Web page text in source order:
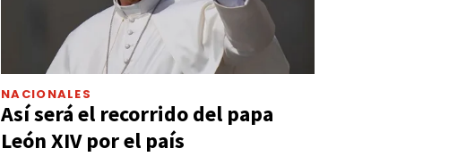
NACIONALES
Así será el recorrido del papa
León XIV por el país